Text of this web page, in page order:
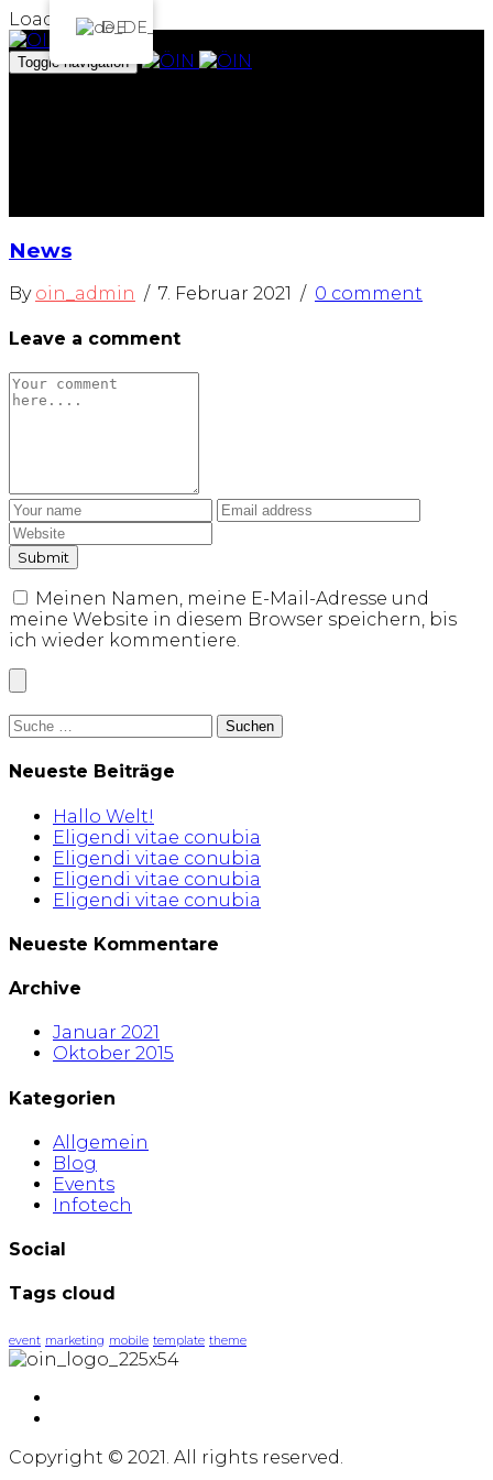
Loading...
Toggle navigation
News
By oin_admin / 7. Februar 2021 / 0 comment
Leave a comment
Meinen Namen, meine E-Mail-Adresse und
meine Website in diesem Browser speichern, bis
ich wieder kommentiere.
Suche
nach:
Neueste Beiträge
Hallo Welt!
Eligendi vitae conubia
Eligendi vitae conubia
Eligendi vitae conubia
Eligendi vitae conubia
Neueste Kommentare
Archive
Januar 2021
Oktober 2015
Kategorien
Allgemein
Blog
Events
Infotech
Social
Tags cloud
event marketing mobile template theme
Copyright © 2021. All rights reserved.
DE